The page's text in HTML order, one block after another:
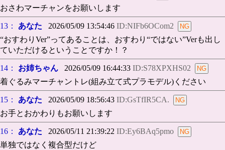
おさわマーチャンをお願いします
13： あなた 2026/05/09 13:54:46 ID:NIFb6OCom2
“おすわりVer”ってあることは、おすわり“ではない”Verも出し
ていただけるということですか！？
14： お姉ちゃん 2026/05/09 16:44:33 ID:S78XPXHS02
着ぐるみマーチャントレ(組み立て式プラモデル)ください
15： あなた 2026/05/09 18:56:43 ID:GsTfIR5CA.
お手とおかわりもお願いします
16： あなた 2026/05/11 21:39:22 ID:Ey6BAq5pmo
単独ではなく複合型だけど